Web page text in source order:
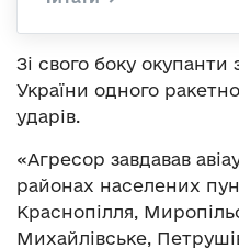
Зі свого боку окупанти
України одного
ударів.
«Агресор завдавав
районах населених
Краснопілля,
Михайлівське,